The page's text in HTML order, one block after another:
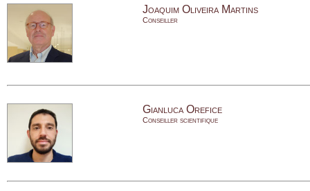
Joaquim Oliveira Martins
Conseiller
Gianluca Orefice
Conseiller scientifique